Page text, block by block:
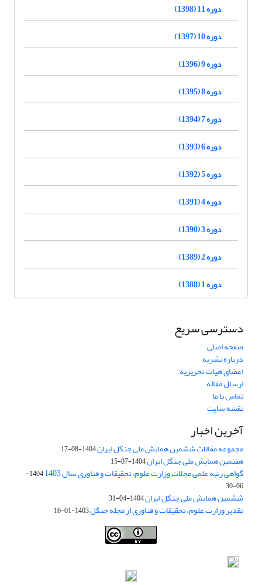
دوره 11 (1398)
دوره 10 (1397)
دوره 9 (1396)
دوره 8 (1395)
دوره 7 (1394)
دوره 6 (1393)
دوره 5 (1392)
دوره 4 (1391)
دوره 3 (1390)
دوره 2 (1389)
دوره 1 (1388)
دسترسی سریع
صفحه اصلی
درباره نشریه
اعضای هیات تحریریه
ارسال مقاله
تماس با ما
نقشه سایت
آخرین اخبار
مجموعه مقالات ششمین همایش ملی جنگل ایران1404-08-17
هفتمین همایش ملی جنگل ایران1404-07-15
گواهی رتبه علمی مجلات وزارت علوم، تحقیقات و فناوری سال 1403
1404-
06-30
ششمین همایش ملی جنگل ایران1404-04-31
تقدیر وزارت علوم، تحقیقات و فناوری از مجله جنگل1403-01-16